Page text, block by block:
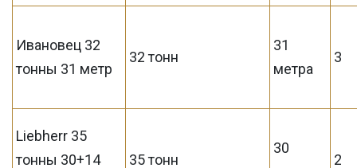
Ивановец 32
тонны 31 метр
32 тонн
31
метра
3
Liebherr 35
тонны 30+14
35 тонн
30
2